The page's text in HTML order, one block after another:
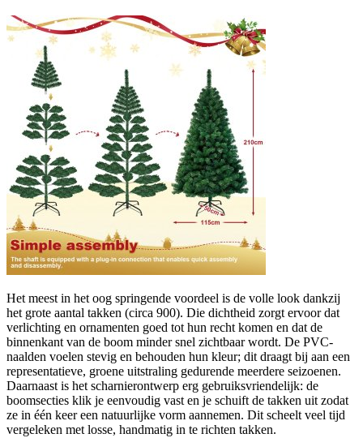
Het meest in het oog springende voordeel is de volle look dankzij
het grote aantal takken (circa 900). Die dichtheid zorgt ervoor dat
verlichting en ornamenten goed tot hun recht komen en dat de
binnenkant van de boom minder snel zichtbaar wordt. De PVC-
naalden voelen stevig en behouden hun kleur; dit draagt bij aan een
representatieve, groene uitstraling gedurende meerdere seizoenen.
Daarnaast is het scharnierontwerp erg gebruiksvriendelijk: de
boomsecties klik je eenvoudig vast en je schuift de takken uit zodat
ze in één keer een natuurlijke vorm aannemen. Dit scheelt veel tijd
vergeleken met losse, handmatig in te richten takken.